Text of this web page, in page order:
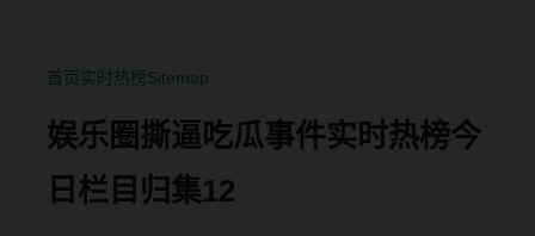
首页实时热榜Sitemap
娱乐圈撕逼吃瓜事件实时热榜今
日栏目归集12